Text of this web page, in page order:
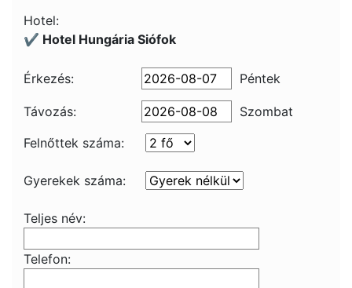
Hotel:
✔️ Hotel Hungária Siófok
Érkezés: Péntek
Távozás:
Szombat
Felnőttek száma:
Gyerekek száma:
Teljes név:
Telefon: